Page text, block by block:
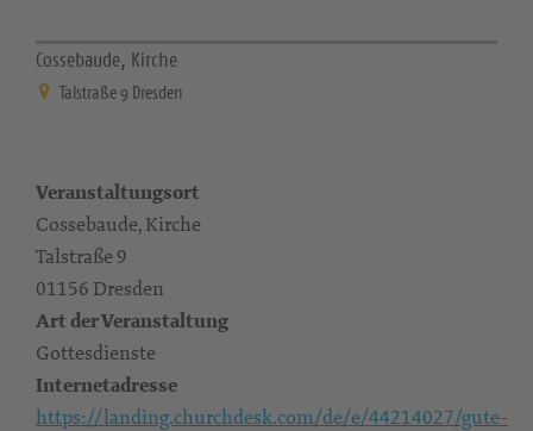
Cossebaude, Kirche
Talstraße 9 Dresden
Veranstaltungsort
Cossebaude, Kirche
Talstraße 9
01156 Dresden
Art der Veranstaltung
Gottesdienste
Internetadresse
https://landing.churchdesk.com/de/e/44214027/gute-